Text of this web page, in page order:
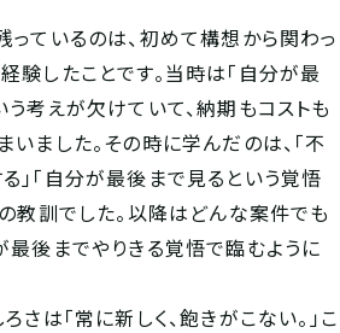
っているのは、初めて構想から関わっ
験したことです。当時は「自分が最
考えが欠けていて、納期もコストも
ました。その時に学んだのは、「不
」「自分が最後まで見るという覚悟
教訓でした。以降はどんな案件でも
最後までやりきる覚悟で臨むように
さは「常に新しく、飽きがこない。」こ